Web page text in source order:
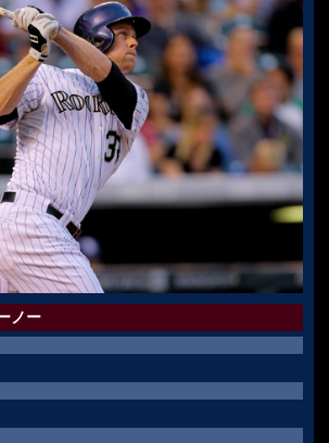
ノー